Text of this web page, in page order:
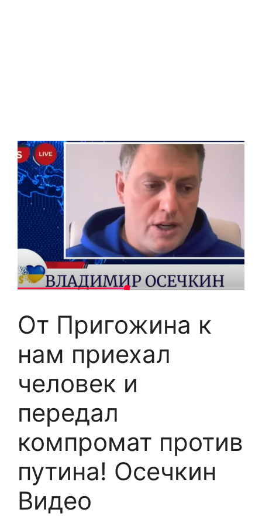
От Пригожина к
нам приехал
человек и
передал
компромат против
путина! Осечкин
Видео